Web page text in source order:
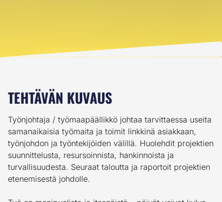
TEHTÄVÄN KUVAUS
Työnjohtaja / työmaapäällikkö johtaa tarvittaessa useita
samanaikaisia työmaita ja toimit linkkinä asiakkaan,
työnjohdon ja työntekijöiden välillä. Huolehdit projektien
suunnittelusta, resursoinnista, hankinnoista ja
turvallisuudesta. Seuraat taloutta ja raportoit projektien
etenemisestä johdolle.